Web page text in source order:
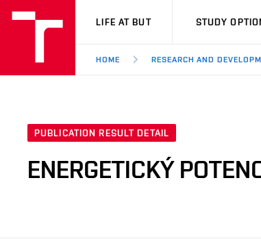
VUT
LIFE AT BUT STUDY
HOME RESEARCH AND
PUBLICATION RESULT DETAIL
ENERGETICKÝ